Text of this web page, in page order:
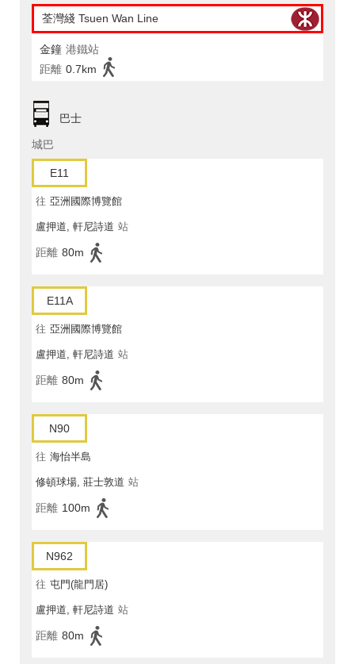
荃灣綫 Tsuen Wan Line
金鐘 港鐵站
距離 0.7km
巴士
城巴
E11
往 亞洲國際博覽館
盧押道, 軒尼詩道 站
距離 80m
E11A
往 亞洲國際博覽館
盧押道, 軒尼詩道 站
距離 80m
N90
往 海怡半島
修頓球場, 莊士敦道 站
距離 100m
N962
往 屯門(龍門居)
盧押道, 軒尼詩道 站
距離 80m